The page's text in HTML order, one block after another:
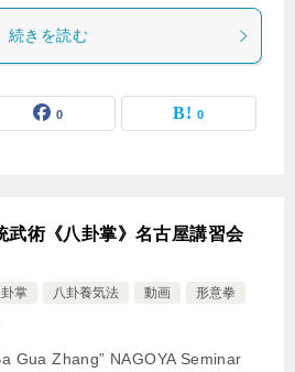
続きを読む
0 0
術《八卦掌》名古屋講習会
掌 八卦養気法 動画
形意拳
Gua Zhang” NAGOYA Seminar